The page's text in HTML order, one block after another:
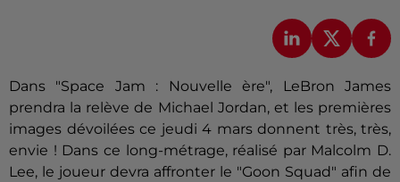
Dans "Space Jam : Nouvelle ère", LeBron James
prendra la relève de Michael Jordan, et les premières
images dévoilées ce jeudi 4 mars donnent très, très,
envie ! Dans ce long-métrage, réalisé par Malcolm D.
Lee, le joueur devra affronter le "Goon Squad" afin de